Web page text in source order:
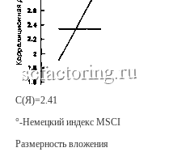
С(Я)=2.41
°-Немецкий индекс MSCI
Размерность вложения